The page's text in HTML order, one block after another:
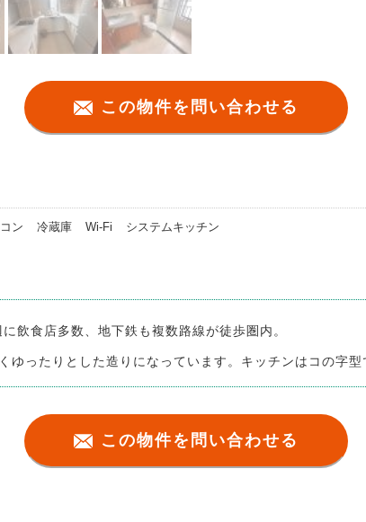
この物件を問い合わせる
ン 冷蔵庫 Wi-Fi システムキッチン
飲食店多数、地下鉄も複数路線が徒歩圏内。
ったりとした造りになっています。キッチンはコの字型
この物件を問い合わせる